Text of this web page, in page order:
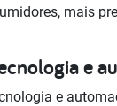
mais
e
e